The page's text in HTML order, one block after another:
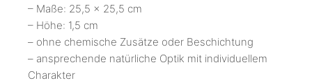
– Maße: 25,5 x 25,5 cm
– Höhe: 1,5 cm
– ohne chemische Zusätze oder Beschichtung
– ansprechende natürliche Optik mit individuellem
Charakter